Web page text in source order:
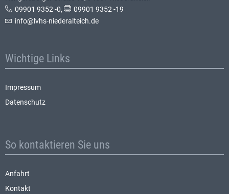
09901 9352 -0,
09901 9352 -19
info@lvhs-niederalteich.de
Wichtige Links
Impressum
Datenschutz
So kontaktieren Sie uns
Anfahrt
Kontakt